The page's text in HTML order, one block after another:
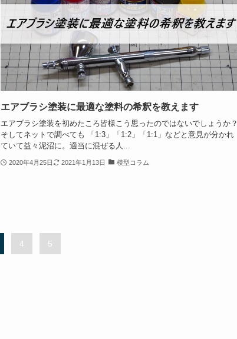
エアブラシ塗装に最適な塗料の希釈を教えます
エアブラシ塗装を初めたころ皆様こう思ったのではないでしょうか？
そしてネットで調べても 「1:3」「1:2」「1:1」などと意見が分かれ
ていて益々泥沼に。適当に混ぜる人...
2020年4月25日 2021年1月13日 模型コラム
4 5